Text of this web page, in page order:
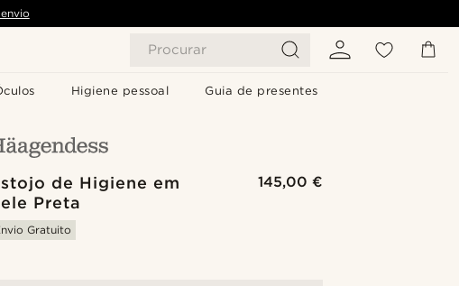
Procurar
Higiene pessoal Guia de presentes
de Higiene em
Preta
145,00 €
Gratuito